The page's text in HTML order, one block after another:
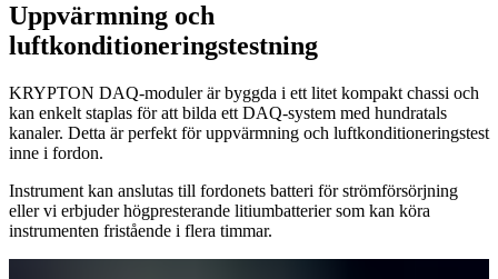
Uppvärmning och
luftkonditioneringstestning
KRYPTON DAQ-moduler​​​​​​​ är byggda i ett litet kompakt chassi och
kan enkelt staplas för att bilda ett DAQ-system med hundratals
kanaler. Detta är perfekt för uppvärmning och luftkonditioneringstest
inne i fordon.
Instrument kan anslutas till fordonets batteri för strömförsörjning
eller vi erbjuder högpresterande litiumbatterier som kan köra
instrumenten fristående i flera timmar.